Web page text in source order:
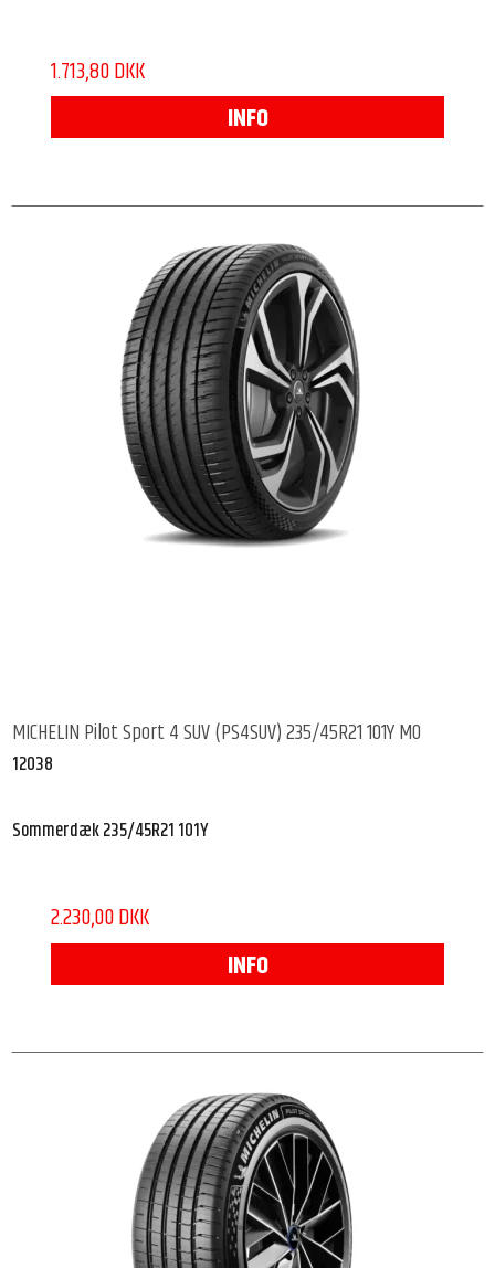
1.713,80 DKK
INFO
MICHELIN Pilot Sport 4 SUV (PS4SUV) 235/45R21 101Y MO
12038
Sommerdæk 235/45R21 101Y
2.230,00 DKK
INFO